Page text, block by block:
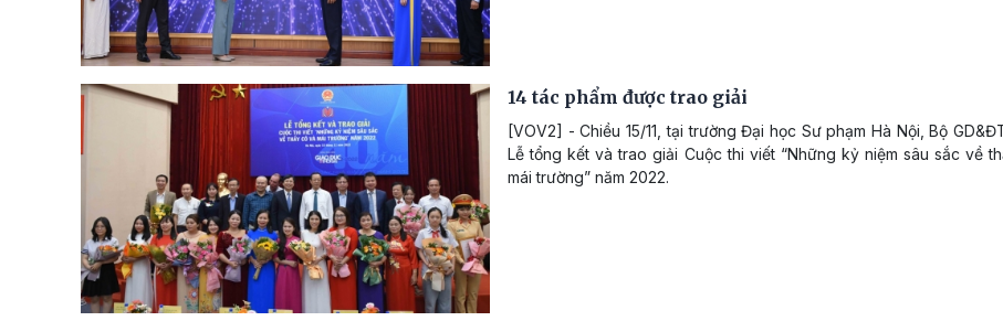
14 tác phẩm được trao giải
[VOV2] - Chiều 15/11, tại trường Đại học Sư phạm Hà Nội, Bộ
Lễ tổng kết và trao giải Cuộc thi viết “Những kỷ niệm sâu sắc về
mái trường” năm 2022.